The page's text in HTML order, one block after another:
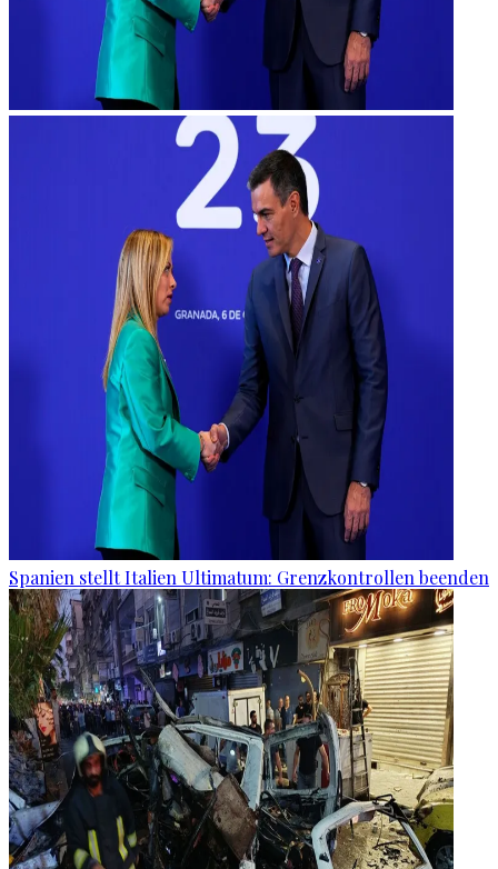
Spanien stellt Italien Ultimatum: Grenzkontrollen beenden